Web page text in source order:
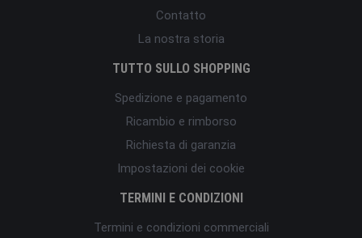
Contatto
La nostra storia
TUTTO SULLO SHOPPING
Spedizione e pagamento
Ricambio e rimborso
Richiesta di garanzia
Impostazioni dei cookie
TERMINI E CONDIZIONI
Termini e condizioni commerciali